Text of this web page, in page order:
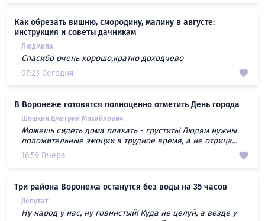
Как обрезать вишню, смородину, малину в августе:
инструкция и советы дачникам
Людмила
Спасибо очень хорошо,кратко доходчево
07:23 Сегодня
В Воронеже готовятся полноценно отметить День города
Шошкин Дмитрий Михайлович
Можешь сидеть дома плакать - грустить! Людям нужны
положительные эмоции в трудное время, а не отрица...
16:59 Вчера
Три района Воронежа останутся без воды на 35 часов
Депутат
Ну народ у нас, ну говнистый! Куда не целуй, а везде у